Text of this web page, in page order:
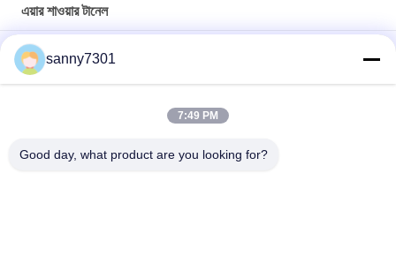
এয়ার শাওয়ার টানেল
জীবাণুনাশক স্পারি সহ করোনাভাইরাস ইন্টিগ্রেটেড ব্যাকটিরিয়াঘটিত এয়ার শাওয়ার টানেল
স্বয়ংক্রিয়ভাবে আনয়ন ডোর জিনিসপত্র এয়ার শাওয়ার টানেল তিন - পক্ষযুক্ত
sanny7301
7:49 PM
Good day, what product are you looking for?